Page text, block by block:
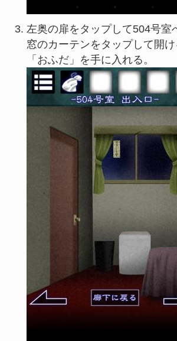
左奥の扉をタップして504号室
窓のカーテンをタップして開け
「おふだ」を手に入れる。